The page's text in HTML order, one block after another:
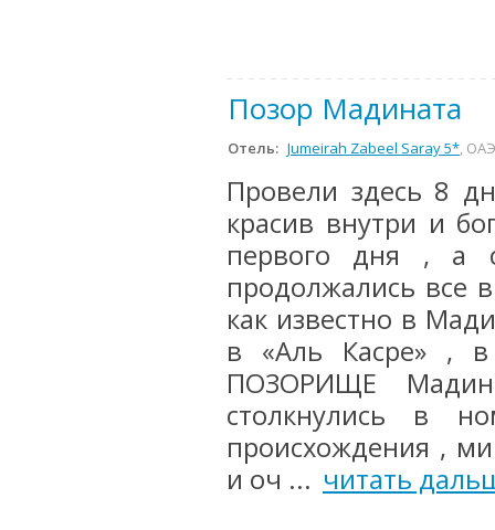
Позор Мадината
Отель: Jumeirah Zabeel Saray 5*,
Провели здесь 8
красив внутри и
первого дня , а
продолжались все
как известно в
в «Аль Касре» ,
ПОЗОРИЩЕ
столкнулись в
происхождения ,
и оч ... читать